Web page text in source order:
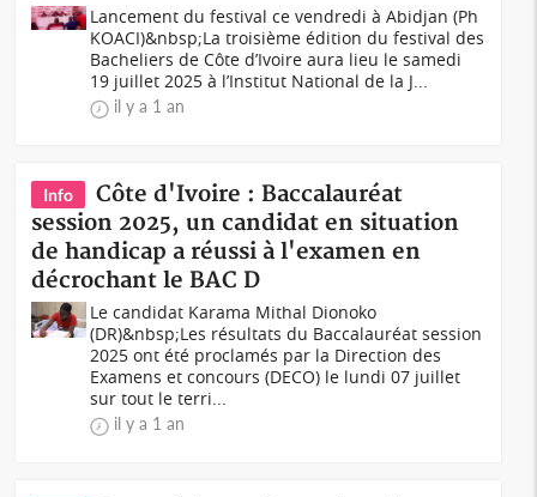
Lancement du festival ce vendredi à Abidjan (Ph
KOACI)&nbsp;La troisième édition du festival des
Bacheliers de Côte d’Ivoire aura lieu le samedi
19 juillet 2025 à l’Institut National de la J...
il y a 1 an
Info
Côte d'Ivoire : Baccalauréat
session 2025, un candidat en situation
de handicap a réussi à l'examen en
décrochant le BAC D
Le candidat Karama Mithal Dionoko
(DR)&nbsp;Les résultats du Baccalauréat session
2025 ont été proclamés par la Direction des
Examens et concours (DECO) le lundi 07 juillet
sur tout le terri...
il y a 1 an